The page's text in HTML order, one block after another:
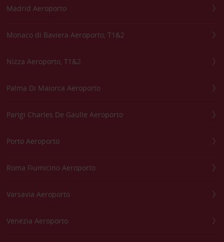
Madrid Aeroporto
Monaco di Baviera Aeroporto, T1&2
Nizza Aeroporto, T1&2
Palma Di Maiorca Aeroporto
Parigi Charles De Gaulle Aeroporto
Porto Aeroporto
Roma Fiumicino Aeroporto
Varsavia Aeroporto
Venezia Aeroporto